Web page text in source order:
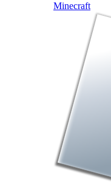
Minecraft